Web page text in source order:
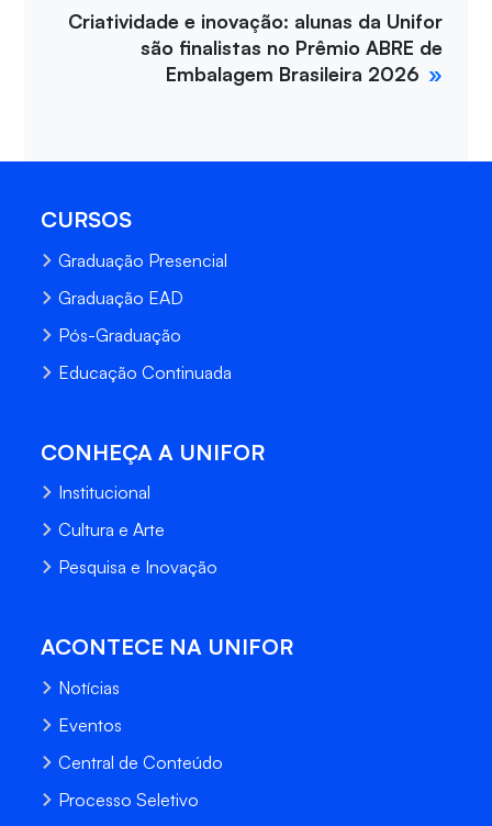
Criatividade e inovação: alunas da Unifor
são finalistas no Prêmio ABRE de
Embalagem Brasileira 2026
CURSOS
Graduação Presencial
Graduação EAD
Pós-Graduação
Educação Continuada
CONHEÇA A UNIFOR
Institucional
Cultura e Arte
Pesquisa e Inovação
ACONTECE NA UNIFOR
Notícias
Eventos
Central de Conteúdo
Processo Seletivo